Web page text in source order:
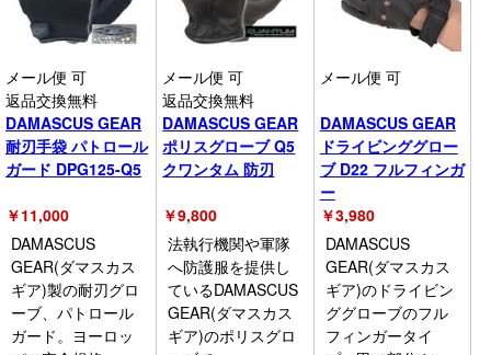
メール便 可
返品交換無料
DAMASCUS GEAR
耐刃手袋 パトロール
ガード DPG125-Q5
￥11,000
DAMASCUS
GEAR(ダマスカス
ギア)製の耐刃グロ
ーブ、パトロール
ガード。ヨーロッ
メール便 可
返品交換無料
DAMASCUS GEAR
ポリスグローブ Q5
クワンタム 防刃
￥9,800
法執行機関や軍隊
へ防護服を提供し
ているDAMASCUS
GEAR(ダマスカス
ギア)のポリスグロ
メール便 可
DAMASCUS GEAR
ドライビンググロー
ブ D22 フルフィンガ
ー
￥3,980
DAMASCUS
GEAR(ダマスカス
ギア)のドライビン
ググローブのフル
フィンガータイ